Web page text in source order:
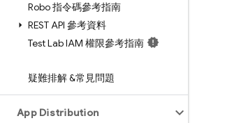
Robo 指令碼參考指南
REST API 參考資料
Test Lab IAM 權限參考指南
疑難排解 &常見問題
App Distribution